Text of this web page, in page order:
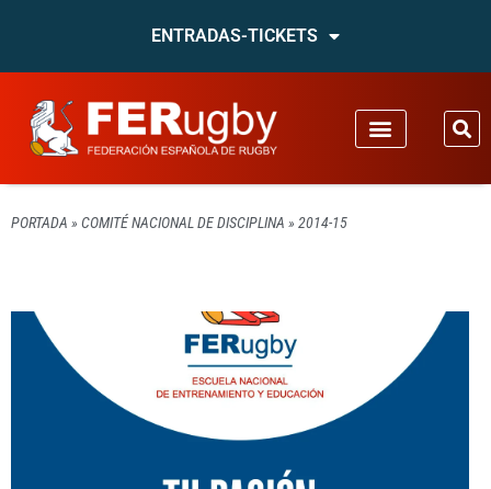
ENTRADAS-TICKETS
PORTADA » COMITÉ NACIONAL DE DISCIPLINA » 2014-15